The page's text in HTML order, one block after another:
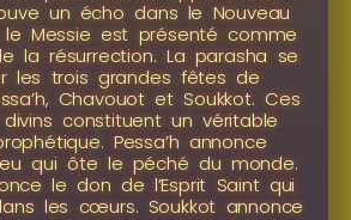
un écho dans le Nouveau
le Messie est présenté comme
la résurrection. La parasha se
les trois grandes fêtes de
Chavouot et Soukkot. Ces
constituent un véritable
Pessa’h annonce
qui ôte le péché du monde.
le don de l’Esprit Saint qui
les cœurs. Soukkot annonce